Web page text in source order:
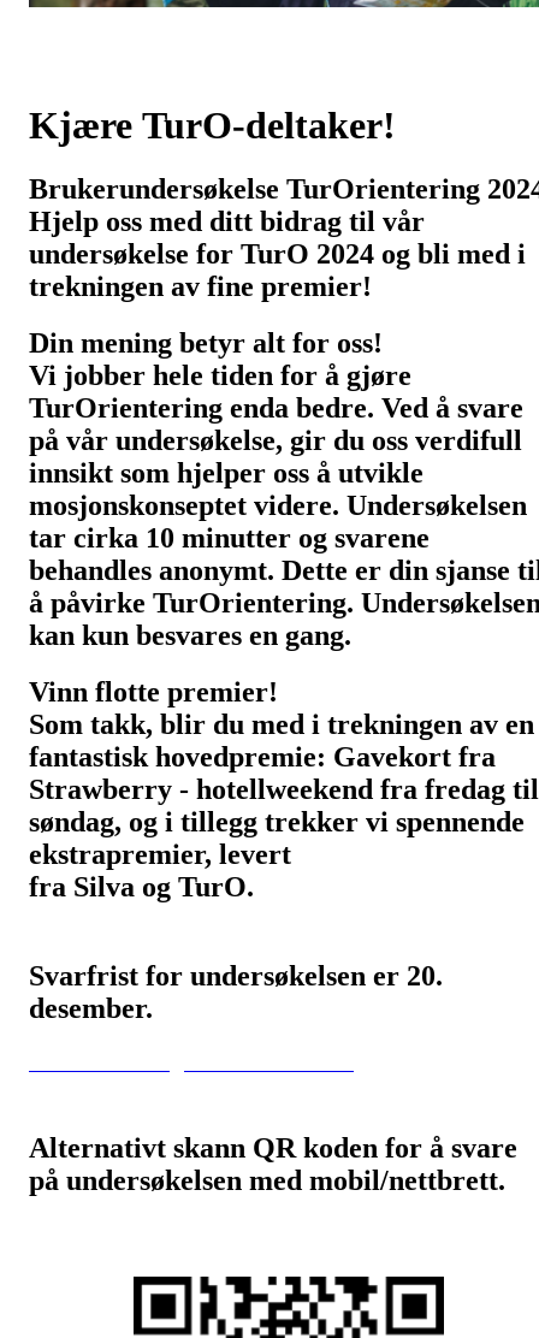
Kjære TurO-deltaker!
Brukerundersøkelse TurOrientering
Hjelp oss med ditt bidrag til vår
undersøkelse for TurO 2024 og bli med i
trekningen av fine premier!
Din mening betyr alt for oss!
Vi jobber hele tiden for å gjøre
TurOrientering enda bedre. Ved å svare
på vår undersøkelse, gir du oss verdifull
innsikt som hjelper oss å utvikle
mosjonskonseptet videre. Undersøkelsen
tar cirka 10 minutter og svarene
behandles anonymt. Dette er din sjanse
å påvirke TurOrientering.
kan kun besvares en gang.
Vinn flotte premier!
Som takk, blir du med i trekningen av en
fantastisk hovedpremie: Gavekort fra
Strawberry - hotellweekend fra fredag til
søndag, og i tillegg trekker vi spennende
ekstrapremier, levert
fra Silva og TurO.
Svarfrist for undersøkelsen er 20.
desember.
Alternativt skann QR koden for å svare
på undersøkelsen med mobil/nettbrett.